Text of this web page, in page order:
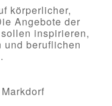
körperlicher,
Angebote der
inspirieren,
und beruflichen